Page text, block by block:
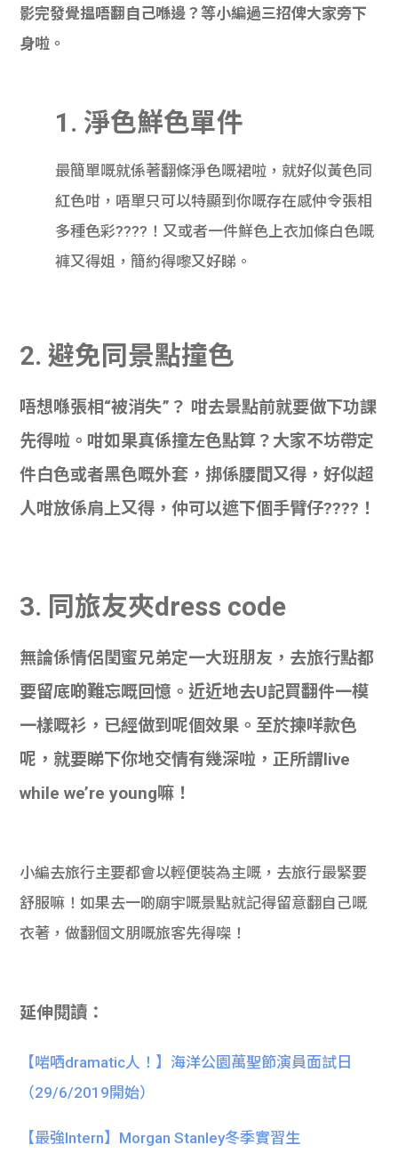
網上
私人
貸款
貸款
機
校園
Gui
de
理財
de
貸款
101
影完發覺揾唔翻自己喺邊？等小編過三招俾大家旁下
身啦。
1. 淨色鮮色單件
最簡單嘅就係著翻條淨色嘅裙啦，就好似黃色同
紅色咁，唔單只可以特顯到你嘅存在感仲令張相
多種色彩????！又或者一件鮮色上衣加條白色嘅
褲又得姐，簡約得嚟又好睇。
2. 避免同景點撞色
唔想喺張相“被消失”？ 咁去景點前就要做下功課
先得啦。咁如果真係撞左色點算？大家不坊帶定
件白色或者黑色嘅外套，挷係腰間又得，好似超
人咁放係肩上又得，仲可以遮下個手臂仔????！
3. 同旅友夾dress code
無論係情侶閏蜜兄弟定一大班朋友，去旅行點都
要留底啲難忘嘅回憶。近近地去U記買翻件一模
一樣嘅衫，已經做到呢個效果。至於揀咩款色
呢，就要睇下你地交情有幾深啦，正所謂live
while we’re young嘛！
小編去旅行主要都會以輕便裝為主嘅，去旅行最緊要
舒服嘛！如果去一啲廟宇嘅景點就記得留意翻自己嘅
衣著，做翻個文朋嘅旅客先得㗎！
延伸閱讀：
【啱哂dramatic人！】海洋公園萬聖節演員面試日
（29/6/2019開始）
【最強Intern】Morgan Stanley冬季實習生